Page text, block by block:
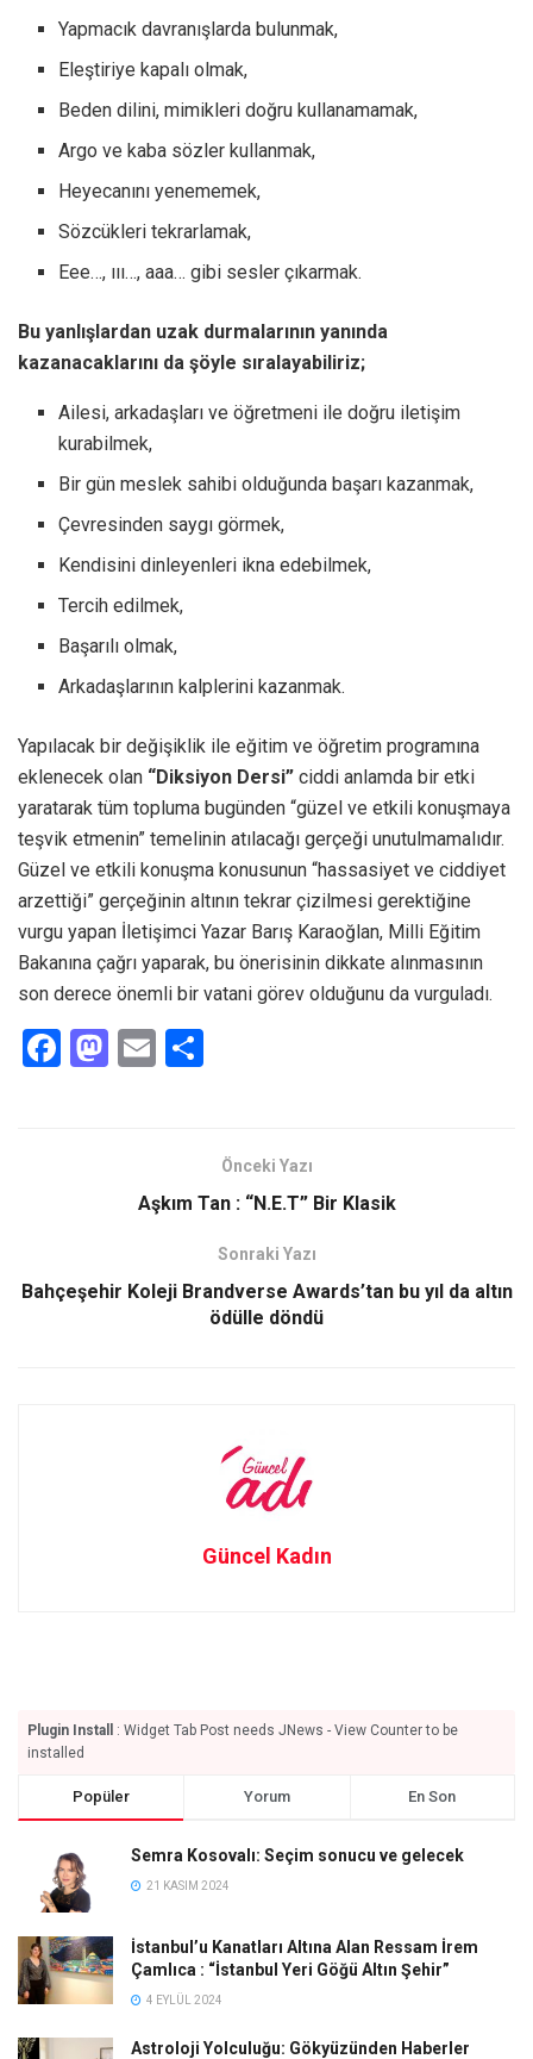
Yapmacık davranışlarda bulunmak,
Eleştiriye kapalı olmak,
Beden dilini, mimikleri doğru kullanamamak,
Argo ve kaba sözler kullanmak,
Heyecanını yenememek,
Sözcükleri tekrarlamak,
Eee…, ııı…, aaa… gibi sesler çıkarmak.
Bu yanlışlardan uzak durmalarının yanında
kazanacaklarını da şöyle sıralayabiliriz;
Ailesi, arkadaşları ve öğretmeni ile doğru iletişim
kurabilmek,
Bir gün meslek sahibi olduğunda başarı kazanmak,
Çevresinden saygı görmek,
Kendisini dinleyenleri ikna edebilmek,
Tercih edilmek,
Başarılı olmak,
Arkadaşlarının kalplerini kazanmak.
Yapılacak bir değişiklik ile eğitim ve öğretim programına
eklenecek olan “Diksiyon Dersi” ciddi anlamda bir etki
yaratarak tüm topluma bugünden “güzel ve etkili konuşmaya
teşvik etmenin” temelinin atılacağı gerçeği unutulmamalıdır.
Güzel ve etkili konuşma konusunun “hassasiyet ve ciddiyet
arzettiği” gerçeğinin altının tekrar çizilmesi gerektiğine
vurgu yapan İletişimci Yazar Barış Karaoğlan, Milli Eğitim
Bakanına çağrı yaparak, bu önerisinin dikkate alınmasının
son derece önemli bir vatani görev olduğunu da vurguladı.
F
k
M
n
E
Önceki Yazı
Aşkım Tan : “N.E.T” Bir Klasik
Sonraki Yazı
Bahçeşehir Koleji Brandverse Awards’tan bu yıl da altın
ödülle döndü
Güncel Kadın
Plugin Install
: Widget Tab Post needs JNews - View Counter to be
installed
Popüler Yorum En Son
Semra Kosovalı: Seçim sonucu ve gelecek
21 KASIM 2024
İstanbul’u Kanatları Altına Alan Ressam İrem
Çamlıca : “İstanbul Yeri Göğü Altın Şehir”
4 EYLÜL 2024
Astroloji Yolculuğu: Gökyüzünden Haberler